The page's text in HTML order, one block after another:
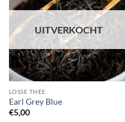
UITVERKOCHT
LOSSE THEE
Earl Grey Blue
€5,00